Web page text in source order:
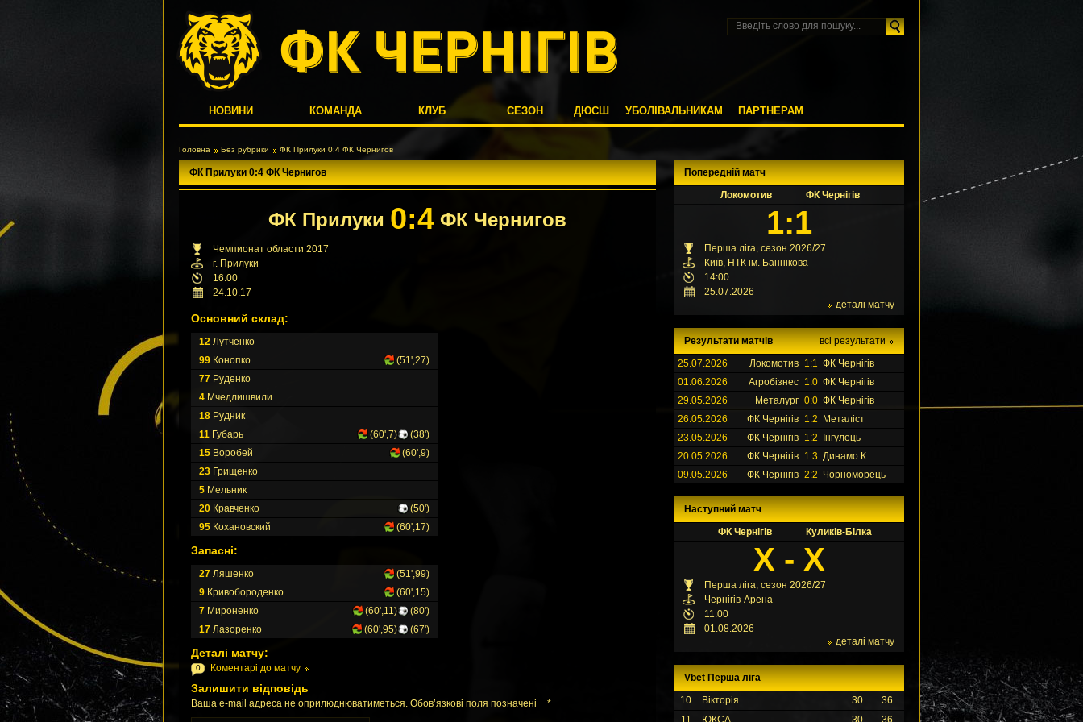
НОВИНИ КОМАНДА КЛУБ СЕЗОН ДЮСШ УБОЛІВАЛЬНИКАМ ПАРТНЕРАМ
Головна Без рубрики ФК Прилуки 0:4 ФК Чернигов
ФК Прилуки 0:4 ФК Чернигов
ФК Прилуки 0:4 ФК Чернигов
Чемпионат области 2017
г. Прилуки
16:00
24.10.17
Основний склад:
12 Лутченко
99 Конопко
(51',27)
77 Руденко
4 Мчедлишвили
18 Рудник
11 Губарь (38')
(60',7)
15 Воробей
(60',9)
23 Грищенко
5 Мельник
20 Кравченко
(50')
95 Кохановский (60',17)
Запасні:
27 Ляшенко
(51',99)
9 Кривобороденко
(60',15)
7 Мироненко (80')
(60',11)
17 Лазоренко (67')
(60',95)
Деталі матчу:
0 Коментарі до матчу
Залишити відповідь
Ваша e-mail адреса не оприлюднюватиметься. Обов’язкові поля позначені *
Попередній матч
Локомотив
ФК Чернігів
1:1
Перша ліга, сезон 2026/27
Київ, НТК ім. Баннікова
14:00
25.07.2026
деталі матчу
всі результати
Результати матчів
25.07.2026
Локомотив 1:1 ФК Чернігів
01.06.2026
Агробізнес 1:0 ФК Чернігів
29.05.2026
Металург 0:0 ФК Чернігів
26.05.2026
ФК Чернігів 1:2
Металіст
23.05.2026
ФК Чернігів 1:2
Інгулець
20.05.2026
ФК Чернігів 1:3 Динамо К
09.05.2026
ФК Чернігів 2:2 Чорноморець
Наступний матч
ФК Чернігів
Куликів-Білка
X - X
Перша ліга, сезон 2026/27
Чернігів-Арена
11:00
01.08.2026
деталі матчу
Vbet Перша ліга
10
Вікторія 30
36
11
ЮКСА 30 36